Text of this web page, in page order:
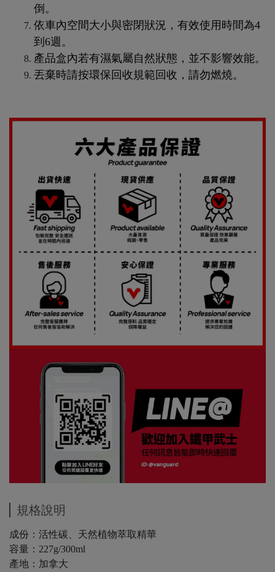
倒。
依車內空間大小與密閉狀況，有效使用時間為4
到6週。
產品盒內若有濕氣屬自然狀態，並不影響效能。
丟棄時請按環保回收規範回收，請勿燃燒。
規格說明
成份：活性碳、天然植物萃取精華
容量：227g/300ml
產地：加拿大